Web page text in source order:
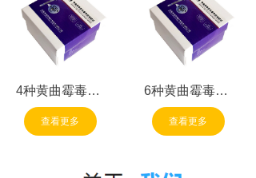
4种黄曲霉毒素
总量免疫亲和柱
查看更多
6种黄曲霉毒素
总量免疫亲和柱
查看更多